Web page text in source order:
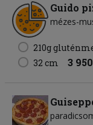
Guido
mézes-
210g
32 cm 3